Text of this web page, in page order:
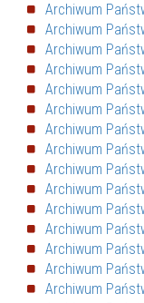
Archiwum
Archiwum
Archiwum
Archiwum
Archiwum
Archiwum
Archiwum
Archiwum
Archiwum
Archiwum
Archiwum
Archiwum
Archiwum
Archiwum
Archiwum